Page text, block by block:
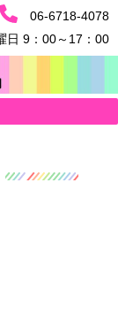
06-6718-4078
9：00～17：00